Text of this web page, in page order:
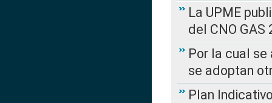
La UPME
del CNO
Por la cual
se adoptan
Plan